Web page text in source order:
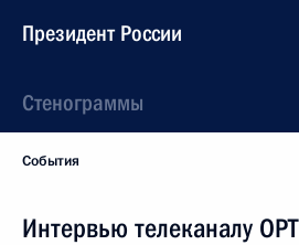
Президент России
Стенограммы
События
Интервью телеканалу ОРТ